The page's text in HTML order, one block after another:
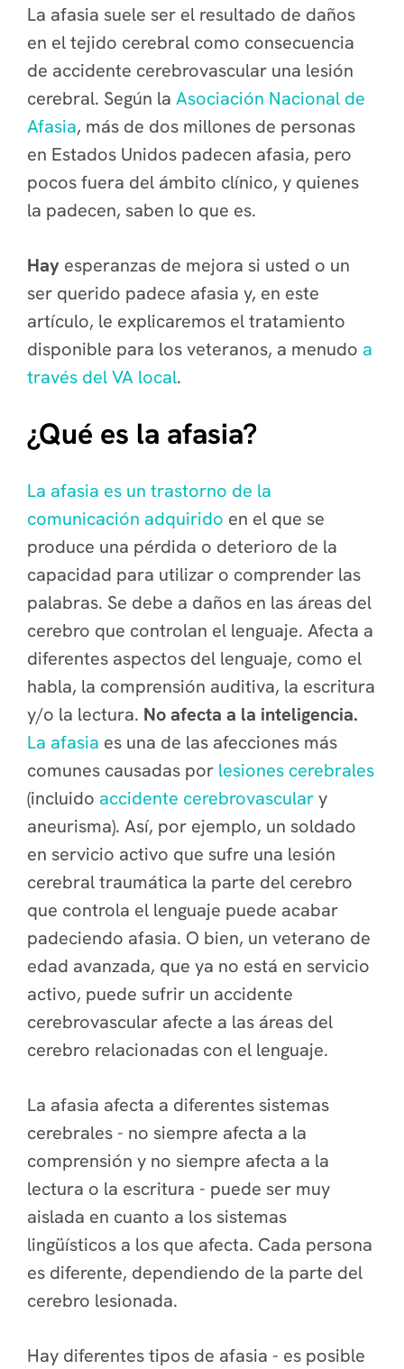
La afasia suele ser el resultado de daños
en el tejido cerebral como consecuencia
de accidente cerebrovascular una lesión
cerebral. Según la Asociación Nacional de
Afasia, más de dos millones de personas
en Estados Unidos padecen afasia, pero
pocos fuera del ámbito clínico, y quienes
la padecen, saben lo que es.
Hay esperanzas de mejora si usted o un
ser querido padece afasia y, en este
artículo, le explicaremos el tratamiento
disponible para los veteranos, a menudo a
través del VA local.
¿Qué es la afasia?
La afasia es un trastorno de la
comunicación adquirido en el que se
produce una pérdida o deterioro de la
capacidad para utilizar o comprender las
palabras. Se debe a daños en las áreas del
cerebro que controlan el lenguaje. Afecta a
diferentes aspectos del lenguaje, como el
habla, la comprensión auditiva, la escritura
y/o la lectura. No afecta a la inteligencia.
La afasia es una de las afecciones más
comunes causadas por lesiones cerebrales
(incluido accidente cerebrovasculary
aneurisma). Así, por ejemplo, un soldado
en servicio activo que sufre una lesión
cerebral traumática la parte del cerebro
que controla el lenguaje puede acabar
padeciendo afasia. O bien, un veterano de
edad avanzada, que ya no está en servicio
activo, puede sufrir un accidente
cerebrovascular afecte a las áreas del
cerebro relacionadas con el lenguaje.
La afasia afecta a diferentes sistemas
cerebrales - no siempre afecta a la
comprensión y no siempre afecta a la
lectura o la escritura - puede ser muy
aislada en cuanto a los sistemas
lingüísticos a los que afecta. Cada persona
es diferente, dependiendo de la parte del
cerebro lesionada.
Hay diferentes tipos de afasia - es posible